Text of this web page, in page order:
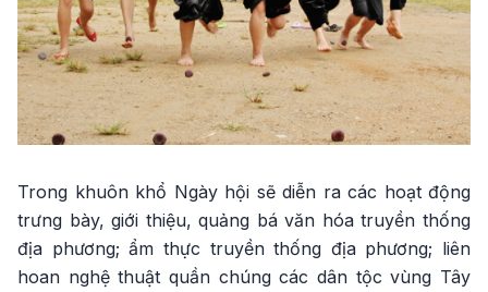
Trong khuôn khổ Ngày hội sẽ diễn ra các hoạt động
trưng bày, giới thiệu, quảng bá văn hóa truyền thống
địa phương; ẩm thực truyền thống địa phương; liên
hoan nghệ thuật quần chúng các dân tộc vùng Tây